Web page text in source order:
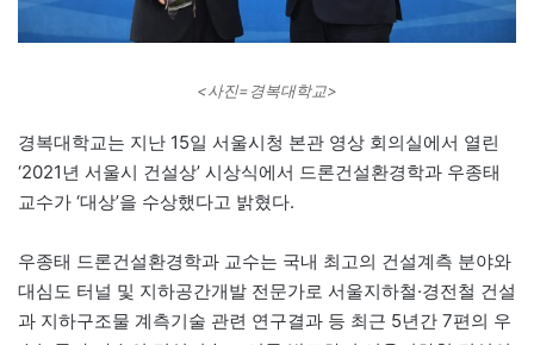
<사진=경복대학교>
경복대학교는 지난 15일 서울시청 본관 영상 회의실에서 열린
‘2021년 서울시 건설상’ 시상식에서 드론건설환경학과 우종태
교수가 ‘대상’을 수상했다고 밝혔다.
우종태 드론건설환경학과 교수는 국내 최고의 건설계측 분야와
대심도 터널 및 지하공간개발 전문가로 서울지하철·경전철 건설
과 지하구조물 계측기술 관련 연구결과 등 최근 5년간 7편의 우